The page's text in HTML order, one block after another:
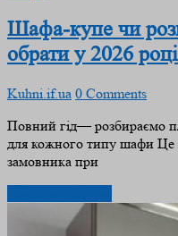
Шафа-купе чи
обрати у 2026 році
Kuhni.if.ua 0 Comments
Повний гід— розбираємо
для кожного типу шафи
замовника при